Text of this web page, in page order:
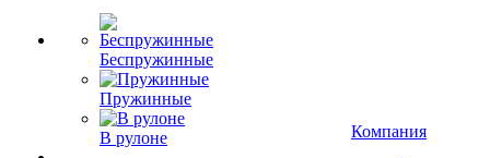
Беспружинные
Пружинные
В рулоне
Компания